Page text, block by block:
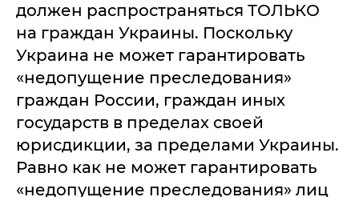
должен распространяться ТОЛЬКО
на граждан Украины. Поскольку
Украина не может гарантировать
«недопущение преследования»
граждан России, граждан иных
государств в пределах своей
юрисдикции, за пределами Украины.
Равно как не может гарантировать
«недопущение преследования» лиц